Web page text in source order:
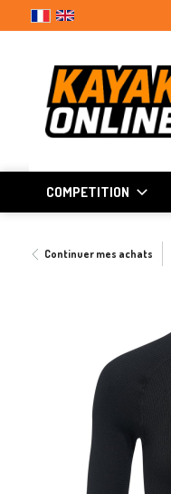
COMPETITION
Continuer mes achats